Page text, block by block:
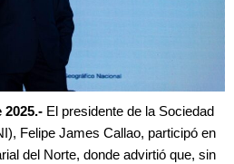
2025.- El presidente de la Sociedad
Felipe James Callao, participó en
del Norte, donde advirtió que, sin